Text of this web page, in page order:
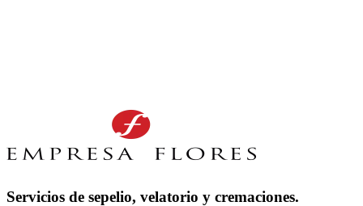
Servicios de sepelio, velatorio y cremaciones.